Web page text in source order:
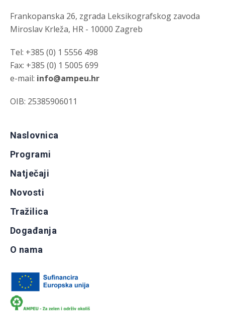
Frankopanska 26, zgrada Leksikografskog zavoda
Miroslav Krleža, HR - 10000 Zagreb
Tel: +385 (0) 1 5556 498
Fax: +385 (0) 1 5005 699
e-mail: info@ampeu.hr
OIB: 25385906011
Naslovnica
Programi
Natječaji
Novosti
Tražilica
Događanja
O nama